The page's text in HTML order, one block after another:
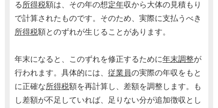
る所得税額は、その年の想定年収から大体の見積もり
で計算されたものです。そのため、実際に支払うべき
所得税額とのずれが生じることがあります。
年末になると、このずれを修正するために年末調整が
行われます。具体的には、 従業員の実際の年収をもと
に正確な所得税額を再計算し、差額を調整します。も
し差額が不足していれば、足りない分が追加徴収とし